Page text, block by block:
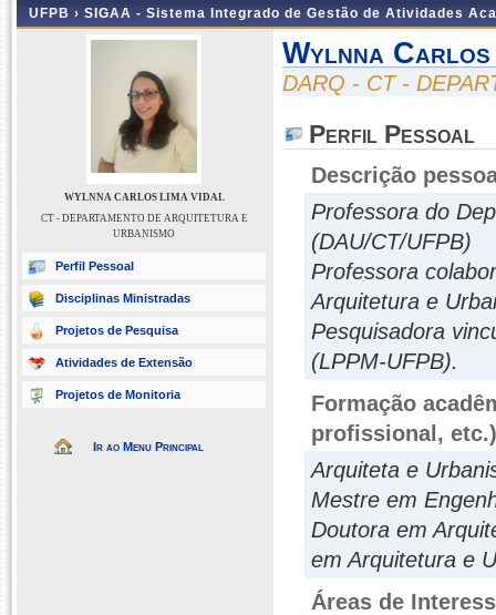
UFPB › SIGAA - Sistema Integrado de Gestão de Atividades
WYLNNA CARLOS LIMA VIDAL
CT - DEPARTAMENTO DE ARQUITETURA E
URBANISMO
Perfil Pessoal
Disciplinas Ministradas
Projetos de Pesquisa
Atividades de Extensão
Projetos de Monitoria
Ir ao Menu Principal
Wylnna Carlos
DARQ - CT -
Perfil Pessoal
Descrição
Professora do
(DAU/CT/UFPB)
Professora
Arquitetura e
Pesquisadora
(LPPM-UFPB).
Formação
profissional, etc.)
Arquiteta e
Mestre em
Doutora em
em Arquitetura e
Áreas de